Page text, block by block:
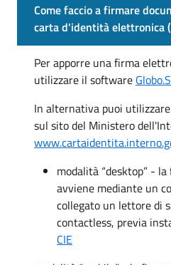
Come faccio a firmare
carta d'identità elettronica
Per apporre una firma
utilizzare il software
In alternativa puoi
sul sito del Ministero
modalità “desktop” -
avviene mediante un
collegato un lettore di
contactless, previa
CIE